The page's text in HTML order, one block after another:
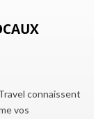
connaissent
vos